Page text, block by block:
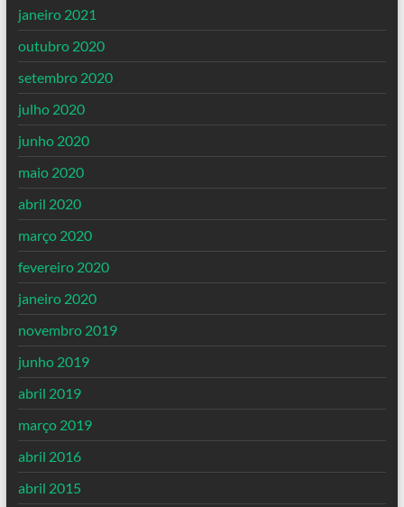
janeiro 2021
outubro 2020
setembro 2020
julho 2020
junho 2020
maio 2020
abril 2020
março 2020
fevereiro 2020
janeiro 2020
novembro 2019
junho 2019
abril 2019
março 2019
abril 2016
abril 2015